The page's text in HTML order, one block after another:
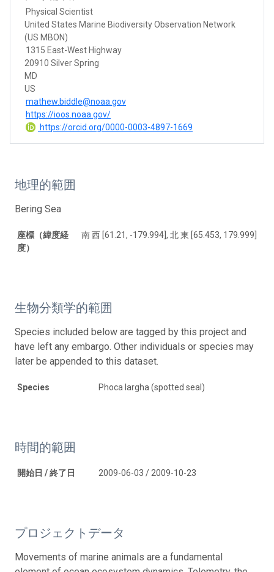
Physical Scientist
United States Marine Biodiversity Observation Network
(US MBON)
1315 East-West Highway
20910 Silver Spring
MD
US
mathew.biddle@noaa.gov
https://ioos.noaa.gov/
https://orcid.org/0000-0003-4897-1669
地理的範囲
Bering Sea
座標（緯度経
度）
南 西 [61.21, -179.994], 北 東 [65.453, 179.999]
生物分類学的範囲
Species included below are tagged by this project and
have left any embargo. Other individuals or species may
later be appended to this dataset.
Species Phoca largha (spotted seal)
時間的範囲
開始日 / 終了日 2009-06-03 / 2009-10-23
プロジェクトデータ
Movements of marine animals are a fundamental